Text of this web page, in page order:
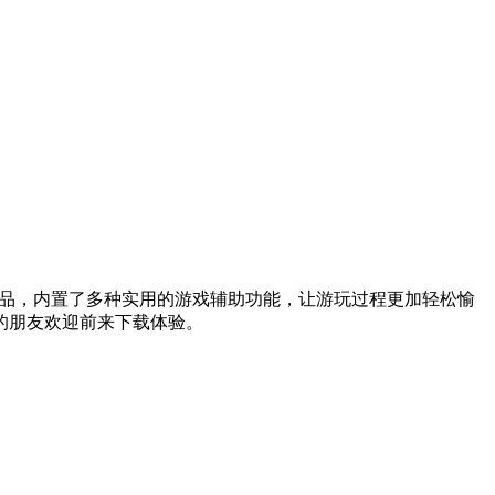
，内置了多种实用的游戏辅助功能，让游玩过程更加轻松愉
友欢迎前来下载体验。